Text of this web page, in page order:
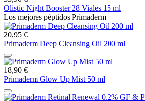
Olistic Night Booster 28 Viales 15 ml
Los mejores péptidos Primaderm
20,95 €
Primaderm Deep Cleansing Oil 200 ml
18,90 €
Primaderm Glow Up Mist 50 ml